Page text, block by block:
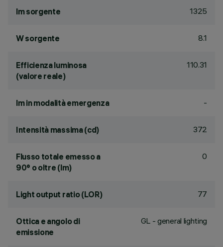
lm sorgente 1325
W sorgente 8.1
Efficienza luminosa
(valore reale)
110.31
lm in modalità emergenza -
Intensità massima (cd) 372
Flusso totale emesso a
90° o oltre (lm)
0
Light output ratio (LOR) 77
Ottica e angolo di
emissione
GL - general lighting